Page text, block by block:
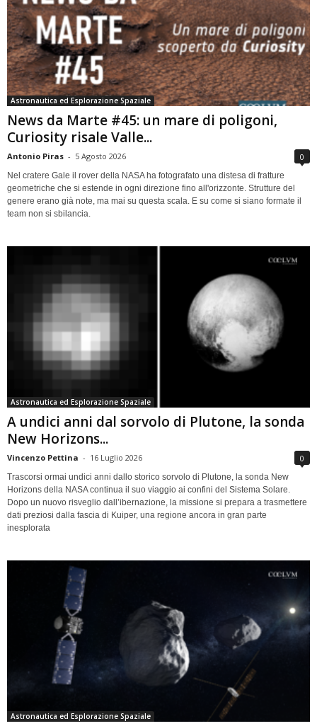
Astronautica ed Esplorazione Spaziale
News da Marte #45: un mare di poligoni,
Curiosity risale Valle...
Antonio Piras - 5 Agosto 2026 0
Nel cratere Gale il rover della NASA ha fotografato una distesa di fratture
geometriche che si estende in ogni direzione fino all'orizzonte. Strutture del
genere erano già note, ma mai su questa scala. E su come si siano formate il
team non si sbilancia.
Astronautica ed Esplorazione Spaziale
A undici anni dal sorvolo di Plutone, la sonda
New Horizons...
Vincenzo Pettina - 16 Luglio 2026 0
Trascorsi ormai undici anni dallo storico sorvolo di Plutone, la sonda New
Horizons della NASA continua il suo viaggio ai confini del Sistema Solare.
Dopo un nuovo risveglio dall’ibernazione, la missione si prepara a trasmettere
dati preziosi dalla fascia di Kuiper, una regione ancora in gran parte
inesplorata
Astronautica ed Esplorazione Spaziale